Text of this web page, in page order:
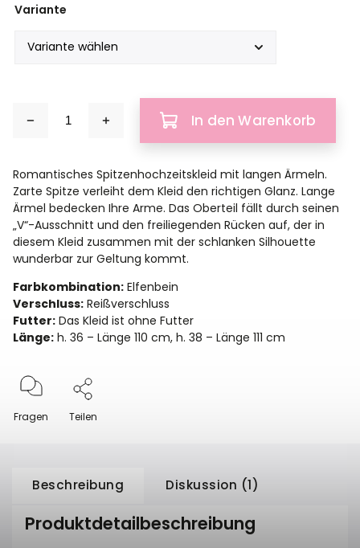
Variante
In den Warenkorb
Romantisches Spitzenhochzeitskleid mit langen Ärmeln.
Zarte Spitze verleiht dem Kleid den richtigen Glanz. Lange
Ärmel bedecken Ihre Arme. Das Oberteil fällt durch seinen
„V“-Ausschnitt und den freiliegenden Rücken auf, der in
diesem Kleid zusammen mit der schlanken Silhouette
wunderbar zur Geltung kommt.
Farbkombination: Elfenbein
Verschluss: Reißverschluss
Futter: Das Kleid ist ohne Futter
Länge: h. 36 – Länge 110 cm, h. 38 – Länge 111 cm
Fragen Teilen
Beschreibung Diskussion (1)
Produktdetailbeschreibung